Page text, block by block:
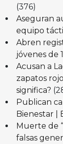
(376)
Aseguran
equipo
Abren
jóvenes de
Acusan a
zapatos
significa?
Publican
Bienestar |
Muerte de
falsas